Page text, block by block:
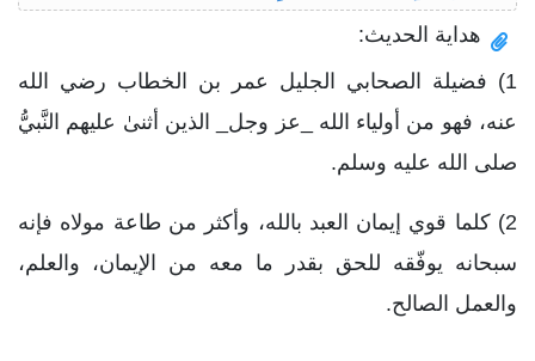
هداية الحديث:
1) فضيلة الصحابي الجليل عمر بن الخطاب رضي الله
عنه، فهو من أولياء الله _عز وجل_ الذين أثنىٰ عليهم النَّبيُّ
صلى الله عليه وسلم.
2) كلما قوي إيمان العبد بالله، وأكثر من طاعة مولاه فإنه
سبحانه يوفّقه للحق بقدر ما معه من الإيمان، والعلم،
والعمل الصالح.